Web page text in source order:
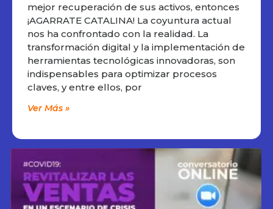
mejor recuperación de sus activos, entonces
¡AGARRATE CATALINA! La coyuntura actual
nos ha confrontado con la realidad. La
transformación digital y la implementación de
herramientas tecnológicas innovadoras, son
indispensables para optimizar procesos
claves, y entre ellos, por
Ver Más »